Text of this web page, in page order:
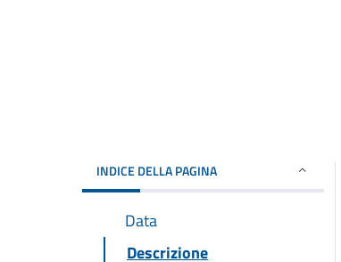
INDICE DELLA PAGINA
Data
Descrizione